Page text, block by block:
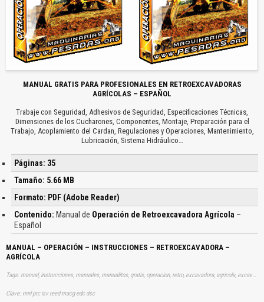
MANUAL GRATIS PARA PROFESIONALES EN RETROEXCAVADORAS
AGRÍCOLAS – ESPAÑOL
Trabaje con Seguridad, Adhesivos de Seguridad, Especificaciones Técnicas,
Dimensiones de los Cucharones, Componentes, Montaje, Preparación para el
Trabajo, Acoplamiento del Cardan, Regulaciones y Operaciones, Mantenimiento,
Lubricación, Sistema Hidráulico…
Páginas: 35
Tamaño: 5.66 MB
Formato: PDF (Adobe Reader)
Contenido: Manual de Operación de Retroexcavadora Agrícola –
Español
MANUAL – OPERACIÓN – INSTRUCCIONES – RETROEXCAVADORA –
AGRÍCOLA
Tags: manual, instrucciones, manuales, manualitos, gratis, operacion, retro, excavadora, agricola, excavador, aprender, descargas
Clave: mnl prc isv reed macg edc dsc